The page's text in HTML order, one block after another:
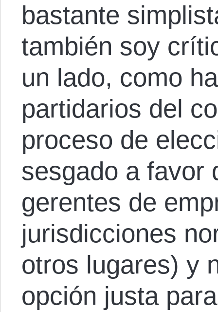
bastante
también soy
un lado, como
partidarios del
proceso de
sesgado a favor
gerentes de
jurisdicciones
otros lugares) y
opción justa